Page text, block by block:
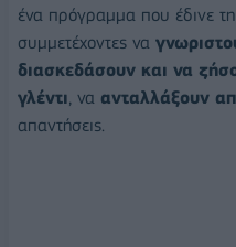
ένα πρόγραμμα που έδινε
συμμετέχοντες να
διασκεδάσουν και να
γλέντι, να ανταλλάξουν
απαντήσεις.